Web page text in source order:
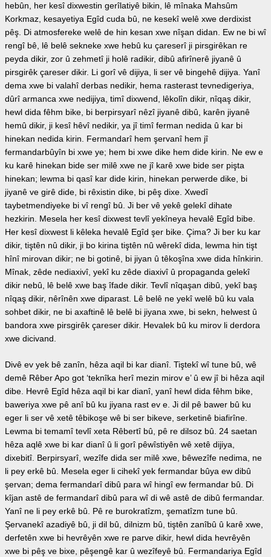
hebûn, her kesî dixwestin gerîlatiyê bikin, lê mînaka Mahsûm
Korkmaz, kesayetiya Egîd cuda bû, ne kesekî welê xwe derdixist
pêş. Di atmosfereke welê de hin kesan xwe nîşan didan. Ew ne bi wî
rengî bê, lê belê sekneke xwe hebû ku çareserî ji pirsgirêkan re
peyda dikir, zor û zehmetî ji holê radikir, dibû afirînerê jiyanê û
pirsgirêk çareser dikir. Li gorî vê dijiya, li ser vê bingehê dijiya. Yanî
dema xwe bi valahî derbas nedikir, hema rasterast tevnedigeriya,
dûrî armanca xwe nedijiya, timî dixwend, lêkolîn dikir, nîqaş dikir,
hewl dida fêhm bike, bi berpirsyarî nêzî jiyanê dibû, karên jiyanê
hemû dikir, ji kesî hêvî nedikir, ya jî timî ferman nedida û kar bi
hinekan nedida kirin. Fermandarî hem şervanî hem jî
fermandarbûyîn bi xwe ye; hem bi xwe dike hem dide kirin. Ne ew e
ku karê hinekan bide ser milê xwe ne jî karê xwe bide ser pişta
hinekan; lewma bi qasî kar dide kirin, hinekan perwerde dike, bi
jiyanê ve girê dide, bi rêxistin dike, bi pêş dixe. Xwedî
taybetmendiyeke bi vî rengî bû. Ji ber vê yekê gelekî dihate
hezkirin. Mesela her kesî dixwest tevlî yekîneya hevalê Egîd bibe.
Her kesî dixwest li kêleka hevalê Egîd şer bike. Çima? Ji ber ku kar
dikir, tiştên nû dikir, ji bo kirina tiştên nû wêrekî dida, lewma hin tişt
hînî mirovan dikir; ne bi gotinê, bi jiyan û têkoşîna xwe dida hînkirin.
Mînak, zêde nediaxivî, yekî ku zêde diaxivî û propaganda gelekî
dikir nebû, lê belê xwe baş îfade dikir. Tevlî nîqaşan dibû, yekî baş
nîqaş dikir, nêrînên xwe diparast. Lê belê ne yekî welê bû ku vala
sohbet dikir, ne bi axaftinê lê belê bi jiyana xwe, bi sekn, helwest û
bandora xwe pirsgirêk çareser dikir. Hevalek bû ku mirov li derdora
xwe dicivand.
Divê ev yek bê zanîn, hêza aqil bi kar dianî. Tiştekî wî tune bû, wê
demê Rêber Apo got ‘teknîka herî mezin mirov e’ û ew jî bi hêza aqil
dibe. Hevrê Egîd hêza aqil bi kar dianî, yanî hewl dida fêhm bike,
baweriya xwe pê anî bû ku jiyana rast ev e. Ji dil pê bawer bû ku
eger li ser vê xetê têbikoşe wê bi ser bikeve, serketinê biafirîne.
Lewma bi temamî tevlî xeta Rêbertî bû, pê re dilsoz bû. 24 saetan
hêza aqlê xwe bi kar dianî û li gorî pêwîstiyên wê xetê dijiya,
dixebitî. Berpirsyarî, wezîfe dida ser milê xwe, bêwezîfe nedima, ne
li pey erkê bû. Mesela eger li cihekî yek fermandar bûya ew dibû
şervan; dema fermandarî dibû para wî hingî ew fermandar bû. Di
kîjan astê de fermandarî dibû para wî di wê astê de dibû fermandar.
Yanî ne li pey erkê bû. Pê re burokratîzm, şematîzm tune bû.
Şervanekî azadiyê bû, ji dil bû, dilnizm bû, tiştên zanîbû û karê xwe,
derfetên xwe bi hevrêyên xwe re parve dikir, hewl dida hevrêyên
xwe bi pêş ve bixe, pêşengê kar û wezîfeyê bû. Fermandariya Egîd